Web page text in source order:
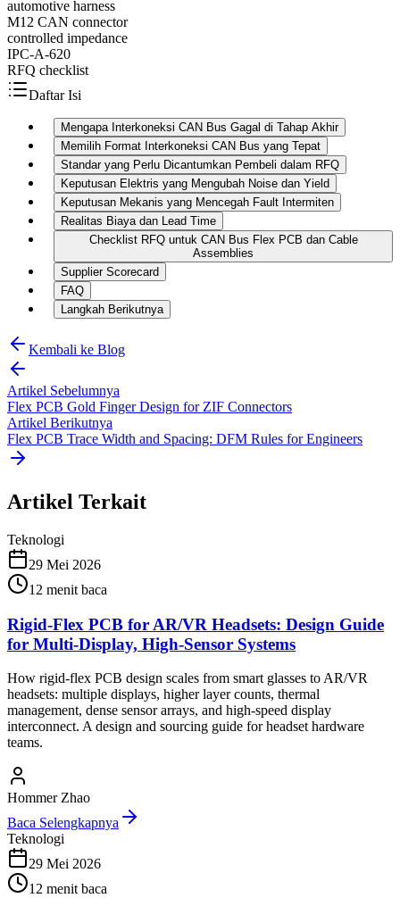
automotive harness
M12 CAN connector
controlled impedance
IPC-A-620
RFQ checklist
Daftar Isi
Mengapa Interkoneksi CAN Bus Gagal di Tahap Akhir
Memilih Format Interkoneksi CAN Bus yang Tepat
Standar yang Perlu Dicantumkan Pembeli dalam RFQ
Keputusan Elektris yang Mengubah Noise dan Yield
Keputusan Mekanis yang Mencegah Fault Intermiten
Realitas Biaya dan Lead Time
Checklist RFQ untuk CAN Bus Flex PCB dan Cable
Assemblies
Supplier Scorecard
FAQ
Langkah Berikutnya
Kembali ke Blog
Artikel Sebelumnya
Flex PCB Gold Finger Design for ZIF Connectors
Artikel Berikutnya
Flex PCB Trace Width and Spacing: DFM Rules for Engineers
Artikel Terkait
Teknologi
29 Mei 2026
12 menit baca
Rigid-Flex PCB for AR/VR Headsets: Design Guide
for Multi-Display, High-Sensor Systems
How rigid-flex PCB design scales from smart glasses to AR/VR
headsets: multiple displays, higher layer counts, thermal
management, dense sensor arrays, and high-speed display
interconnect. A design and sourcing guide for headset hardware
teams.
Hommer Zhao
Baca Selengkapnya
Teknologi
29 Mei 2026
12 menit baca